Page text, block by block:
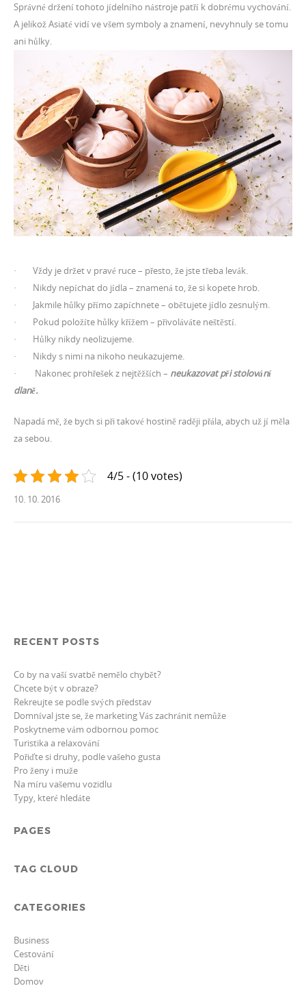
Správné držení tohoto jídelního nástroje patří k dobrému vychování.
A jelikož Asiaté vidí ve všem symboly a znamení, nevyhnuly se tomu
ani hůlky.
· Vždy je držet v pravé ruce – přesto, že jste třeba levák.
· Nikdy nepíchat do jídla – znamená to, že si kopete hrob.
· Jakmile hůlky přímo zapíchnete – obětujete jídlo zesnulým.
· Pokud položíte hůlky křížem – přivoláváte neštěstí.
· Hůlky nikdy neolizujeme.
· Nikdy s nimi na nikoho neukazujeme.
· Nakonec prohřešek z nejtěžších – neukazovat při stolování
dlaně.
Napadá mě, že bych si při takové hostině raději přála, abych už jí měla
za sebou.
4/5 - (10 votes)
10. 10. 2016
RECENT POSTS
Co by na vaší svatbě nemělo chybět?
Chcete být v obraze?
Rekreujte se podle svých představ
Domníval jste se, že marketing Vás zachránit nemůže
Poskytneme vám odbornou pomoc
Turistika a relaxování
Pořiďte si druhy, podle vašeho gusta
Pro ženy i muže
Na míru vašemu vozidlu
Typy, které hledáte
PAGES
TAG CLOUD
CATEGORIES
Business
Cestování
Děti
Domov